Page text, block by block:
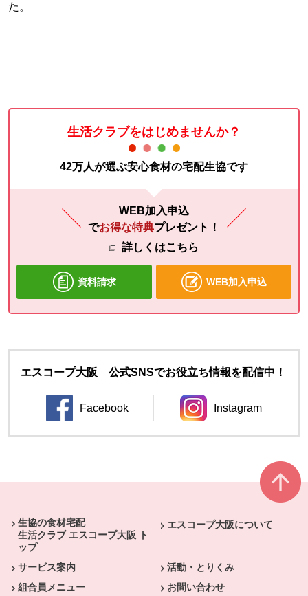
た。
生活クラブをはじめませんか？
42万人が選ぶ安心食材の宅配生協です
WEB加入申込
でお得な特典プレゼント！
詳しくはこちら
資料請求 WEB加入申込
エスコープ大阪 公式SNSでお役立ち情報を配信中！
Facebook
別のウィンドウで開きます。
Instagram
別のウィンドウ
生協の食材宅配
生活クラブ エスコープ大阪 ト
ップ
エスコープ大阪について
サービス案内
活動・とりくみ
組合員メニュー
お問い合わせ